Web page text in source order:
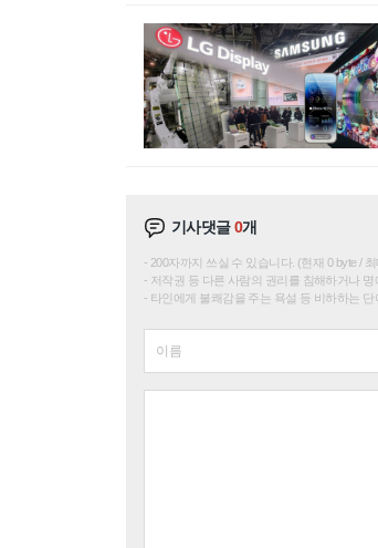
기사댓글0개
200자까지 쓰실 수 있습니다. (현재 0 byte / 최
저작권 등 다른 사람의 권리를 침해하거나
타인에게 불쾌감을 주는 욕설 등 비하하는